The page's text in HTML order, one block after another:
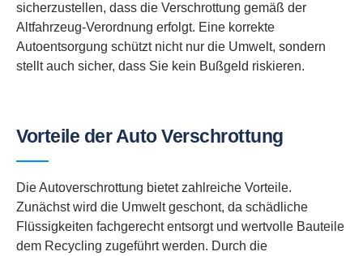
sicherzustellen, dass die Verschrottung gemäß der
Altfahrzeug-Verordnung erfolgt. Eine korrekte
Autoentsorgung schützt nicht nur die Umwelt, sondern
stellt auch sicher, dass Sie kein Bußgeld riskieren.
Vorteile der Auto Verschrottung
Die Autoverschrottung bietet zahlreiche Vorteile.
Zunächst wird die Umwelt geschont, da schädliche
Flüssigkeiten fachgerecht entsorgt und wertvolle Bauteile
dem Recycling zugeführt werden. Durch die